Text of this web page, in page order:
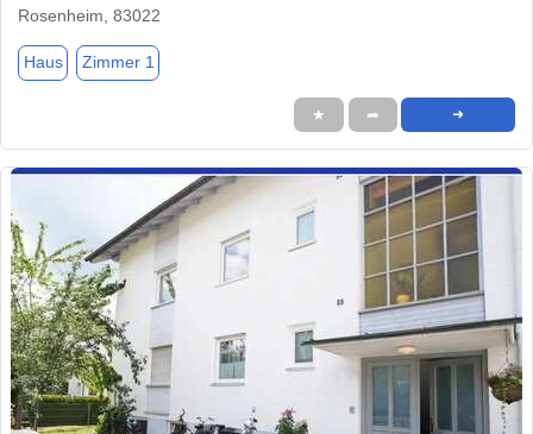
Rosenheim, 83022
Haus Zimmer 1
★ ➦ ➜